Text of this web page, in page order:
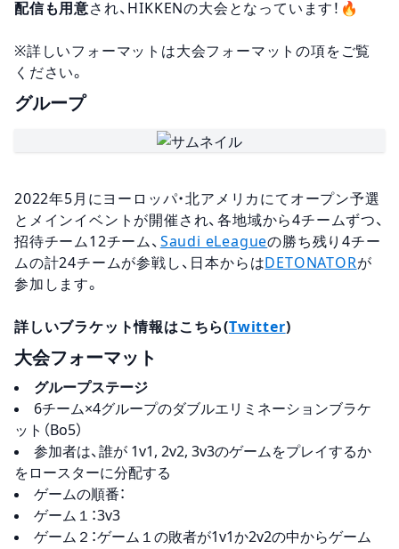
配信も用意され、HIKKENの大会となっています！🔥
※詳しいフォーマットは大会フォーマットの項をご覧
ください。
グループ
2022年5月にヨーロッパ・北アメリカにてオープン予選
とメインイベントが開催され、各地域から4チームずつ、
招待チーム12チーム、 Saudi eLeagueの勝ち残り4チー
ムの計24チームが参戦し、日本からは DETONATORが
参加します。
詳しいブラケット情報はこちら(Twitter)
大会フォーマット
グループステージ
6チーム×4グループのダブルエリミネーションブラケ
ット（Bo5）
参加者は、誰が 1v1, 2v2, 3v3のゲームをプレイするか
をロースターに分配する
ゲームの順番：
ゲーム１：3v3
ゲーム２：ゲーム１の敗者が1v1か2v2の中からゲーム